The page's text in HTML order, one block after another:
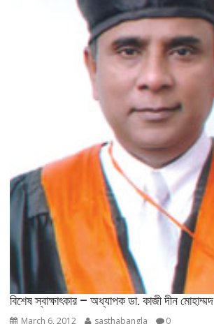
বিশেষ স্বাক্ষাৎকার – অধ্যাপক ডা. কাজী দীন মোহাম্মদ
March 6, 2012 sasthabangla 0